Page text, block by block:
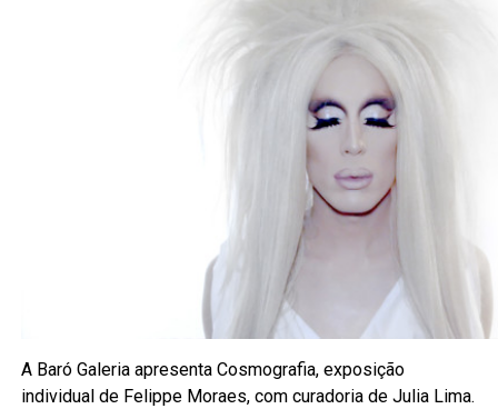
A Baró Galeria apresenta Cosmografia, exposição
individual de Felippe Moraes, com curadoria de Julia Lima.